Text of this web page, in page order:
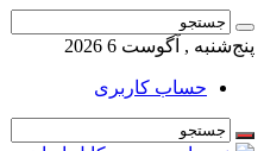
پنج‌شنبه , آگوست 6 2026
حساب کاربری